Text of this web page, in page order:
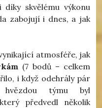
skvělému výkonu
zabojují i dnes, a jak
atmosféře, jak
(7 bodů – celkem
i když odehrály pár
týmu byl
předvedl několik